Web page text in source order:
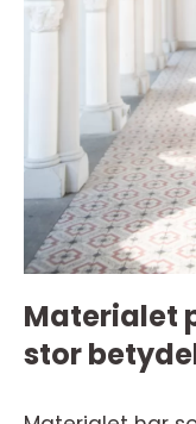
Materialet
stor